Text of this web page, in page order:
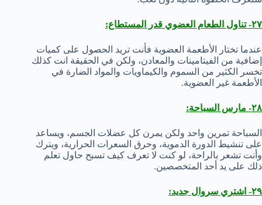
٢٧- تناول الطعام العضوي قدر المستطاع:
عندما تختار الأطعمة العضوية فأنت تريد الحصول على كميات
إضافية من الفيتامينات والمعادن، ولكن في الحقيقة انت كذلك
تخسر الكثير من السموم والكيماويات والمواد الضارة في
الأطعمة غير العضوية.
٢٨- مارس السباحة:
السباحة تمرين واحد ولكن يمرن كل عضلات الجسم، ويساعد
على تنشيط الدورة الدموية، وحرق السعرات الحرارية، ويترك
وأنت تشعر بالراحة، لو كنت لا تعرف كيف تسبح حاول تعلم
ذلك على يد أحد المتخصصين.
٢٩- اشتري سروال جديد: